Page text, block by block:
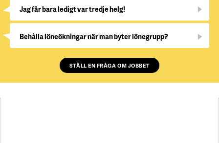
Jag får bara ledigt var tredje helg!
Behålla löneökningar när man byter lönegrupp?
STÄLL EN FRÅGA OM JOBBET